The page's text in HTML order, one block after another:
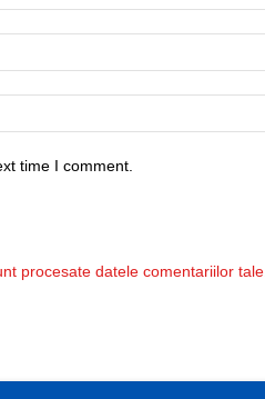
time I comment.
procesate datele comentariilor tale